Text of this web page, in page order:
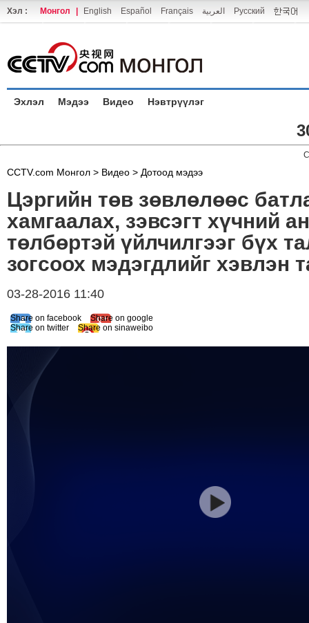
Хэл : Монгол English Español Français العربية Русский
Эхлэл Мэдээ Видео Нэвтрүүлэг
CCTV.com Монгол > Видео > Дотоод мэдээ
Цэргийн төв зөвлөлөөс
хамгаалах, зэвсэгт хүчний
төлбөртэй үйлчилгээг бүх
зогсоох мэдэгдлийг хэвлэн
03-28-2016 11:40
Share on facebook
Share on google
Share on twitter
Share on sinaweibo